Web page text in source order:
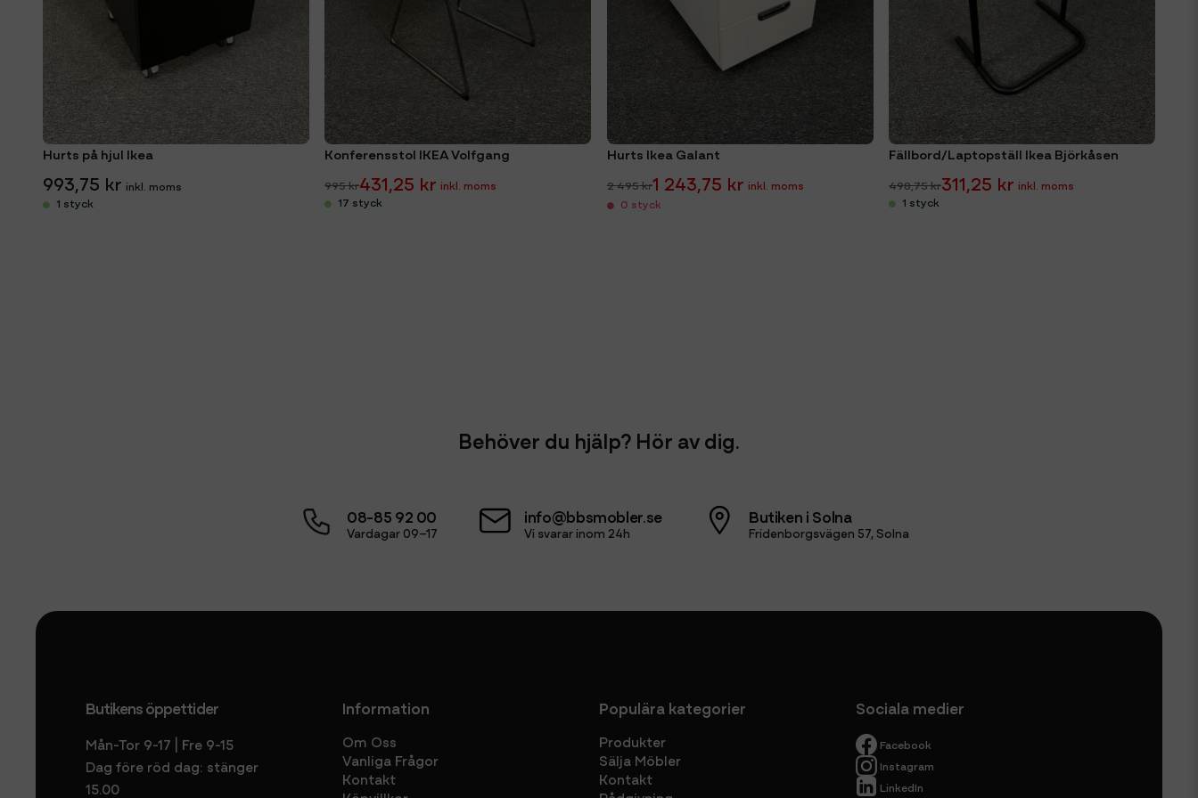
Hurts på hjul Ikea
993,75 kr
1 styck
Konferensstol IKEA Volfgang
995 kr431,25 kr
17 styck
Hurts Ikea Galant
2 495 kr1 243,75 kr
0 styck
Fällbord/Laptopställ Ikea Björkåsen
498,75 kr311,25 kr
1 styck
Behöver du hjälp? Hör av dig.
08-85 92 00
Vardagar 09–17
info@bbsmobler.se
Vi svarar inom 24h
Butiken i Solna
Fridenborgsvägen 57, Solna
Butikens öppettider
Mån-Tor 9-17 | Fre 9-15
Dag före röd dag: stänger
15.00
Information
Om Oss
Vanliga Frågor
Kontakt
Populära kategorier
Produkter
Sälja Möbler
Kontakt
Sociala medier
Facebook
Instagram
LinkedIn